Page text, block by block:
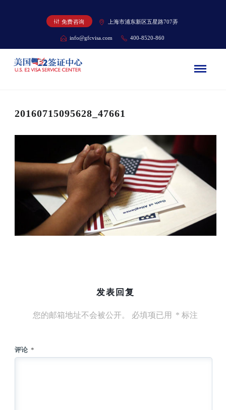
免费咨询 上海市浦东新区五星路707弄
info@gfcvisa.com 400-8520-860
20160715095628_47661
发表回复
您的邮箱地址不会被公开。 必填项已用 * 标注
评论 *